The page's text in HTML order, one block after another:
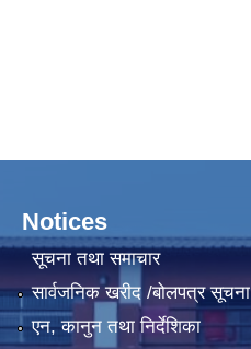
Notices
सूचना तथा समाचार
सार्वजनिक खरीद /बोलपत्र सूचना
एन, कानुन तथा निर्देशिका